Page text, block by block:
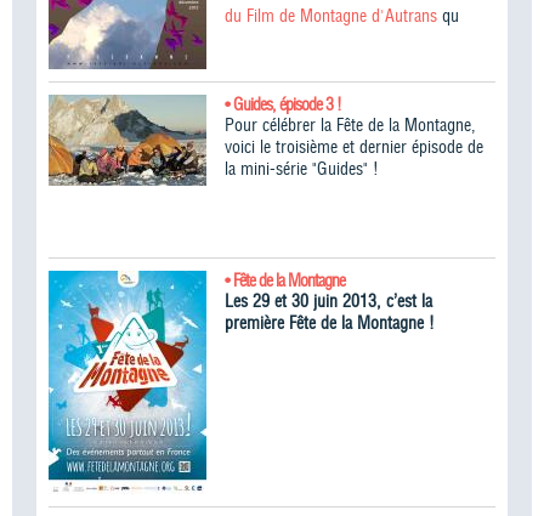
du Film de Montagne d'Autrans qu
• Guides, épisode 3 !
Pour célébrer la Fête de la Montagne,
voici le troisième et dernier épisode de
la mini-série "Guides" !
• Fête de la Montagne
Les 29 et 30 juin 2013, c’est la
première Fête de la Montagne !